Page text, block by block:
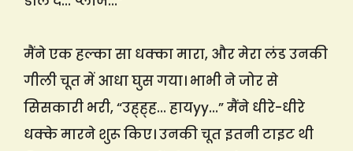
मैंने एक हल्का सा धक्का मारा, और मेरा लंड उनकी
गीली चूत में आधा घुस गया। भाभी ने जोर से
सिसकारी भरी, “उह्ह्ह… हायyy…” मैंने धीरे-धीरे
धक्के मारने शुरू किए। उनकी चूत इतनी टाइट थी